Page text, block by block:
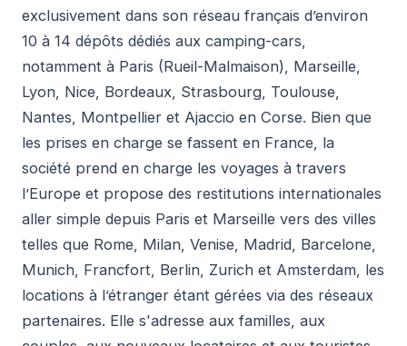
exclusivement dans son réseau français d’environ
10 à 14 dépôts dédiés aux camping-cars,
notamment à Paris (Rueil-Malmaison), Marseille,
Lyon, Nice, Bordeaux, Strasbourg, Toulouse,
Nantes, Montpellier et Ajaccio en Corse. Bien que
les prises en charge se fassent en France, la
société prend en charge les voyages à travers
l’Europe et propose des restitutions internationales
aller simple depuis Paris et Marseille vers des villes
telles que Rome, Milan, Venise, Madrid, Barcelone,
Munich, Francfort, Berlin, Zurich et Amsterdam, les
locations à l’étranger étant gérées via des réseaux
partenaires. Elle s'adresse aux familles, aux